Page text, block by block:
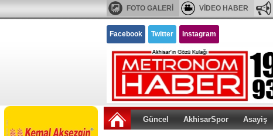
FOTO GALERİ VİDEO HABER
Facebook Twitter Instagram
Güncel AkhisarSpor Asayiş